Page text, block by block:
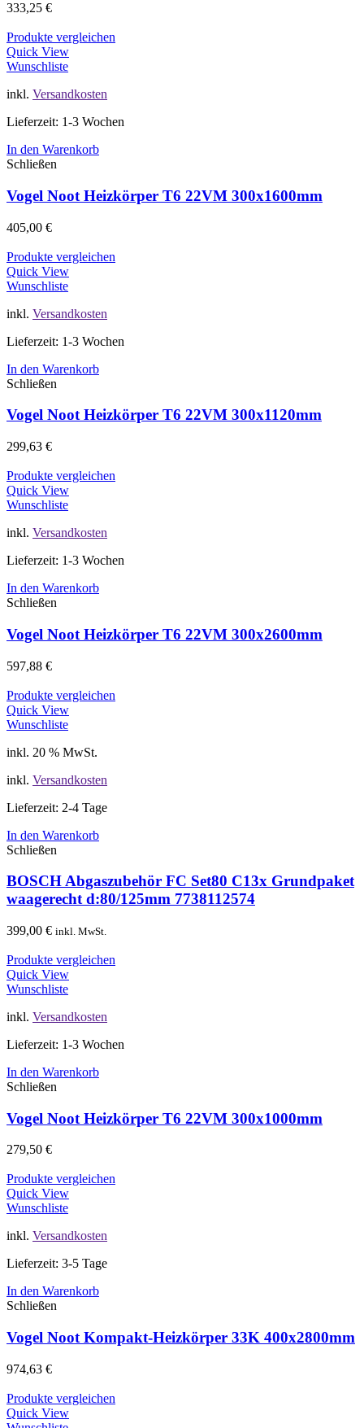
333,25 €
Produkte vergleichen
Quick View
Wunschliste
inkl. Versandkosten
Lieferzeit: 1-3 Wochen
In den Warenkorb
Schließen
Vogel Noot Heizkörper T6 22VM 300x1600mm
405,00 €
Produkte vergleichen
Quick View
Wunschliste
inkl. Versandkosten
Lieferzeit: 1-3 Wochen
In den Warenkorb
Schließen
Vogel Noot Heizkörper T6 22VM 300x1120mm
299,63 €
Produkte vergleichen
Quick View
Wunschliste
inkl. Versandkosten
Lieferzeit: 1-3 Wochen
In den Warenkorb
Schließen
Vogel Noot Heizkörper T6 22VM 300x2600mm
597,88 €
Produkte vergleichen
Quick View
Wunschliste
inkl. 20 % MwSt.
inkl. Versandkosten
Lieferzeit: 2-4 Tage
In den Warenkorb
Schließen
BOSCH Abgaszubehör FC Set80 C13x Grundpaket
waagerecht d:80/125mm 7738112574
399,00 € inkl. MwSt.
Produkte vergleichen
Quick View
Wunschliste
inkl. Versandkosten
Lieferzeit: 1-3 Wochen
In den Warenkorb
Schließen
Vogel Noot Heizkörper T6 22VM 300x1000mm
279,50 €
Produkte vergleichen
Quick View
Wunschliste
inkl. Versandkosten
Lieferzeit: 3-5 Tage
In den Warenkorb
Schließen
Vogel Noot Kompakt-Heizkörper 33K 400x2800mm
974,63 €
Produkte vergleichen
Quick View